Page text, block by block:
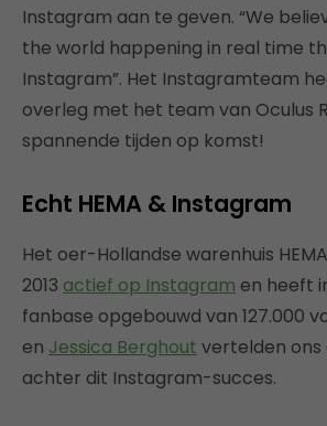
Instagram aan te geven. “We
the world happening in real time
Instagram”. Het Instagramteam
overleg met het team van Oculus
spannende tijden op komst!
Echt HEMA & Instagram
Het oer-Hollandse warenhuis
2013 actief op Instagram en heeft
fanbase opgebouwd van 127.000
en Jessica Berghout vertelden
achter dit Instagram-succes.